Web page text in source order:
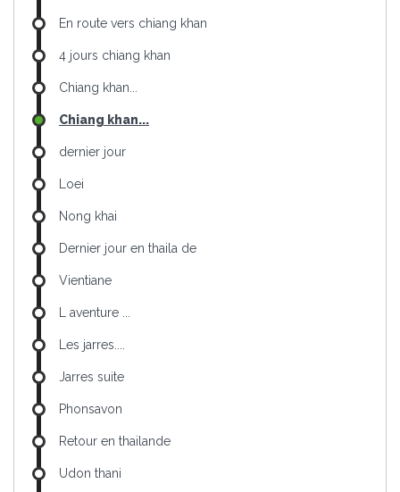
En route vers chiang khan
4 jours chiang khan
Chiang khan...
Chiang khan...
dernier jour
Loei
Nong khai
Dernier jour en thaila de
Vientiane
L aventure ...
Les jarres....
Jarres suite
Phonsavon
Retour en thailande
Udon thani